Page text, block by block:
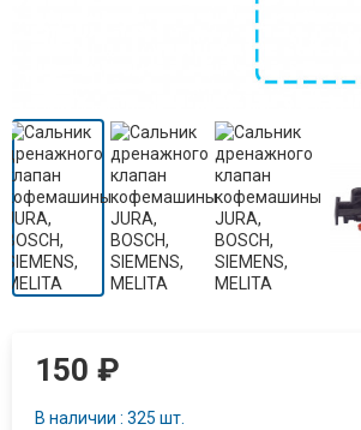
150₽
В наличии : 325 шт.